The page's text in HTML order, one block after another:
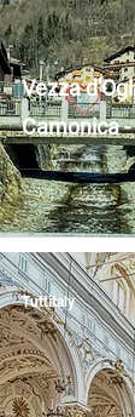
Vezza
Camonica
Tuttitaly